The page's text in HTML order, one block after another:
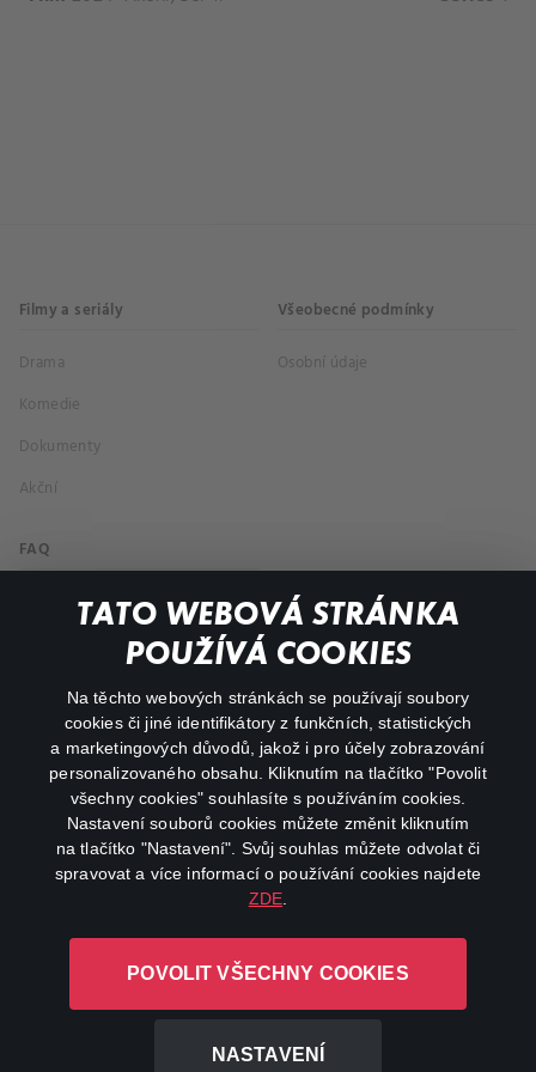
TATO WEBOVÁ STRÁNKA
POUŽÍVÁ COOKIES
Na těchto webových stránkách se používají soubory
cookies či jiné identifikátory z funkčních, statistických
a marketingových důvodů, jakož i pro účely zobrazování
personalizovaného obsahu. Kliknutím na tlačítko "Povolit
všechny cookies" souhlasíte s používáním cookies.
Nastavení souborů cookies můžete změnit kliknutím
na tlačítko "Nastavení". Svůj souhlas můžete odvolat či
spravovat a více informací o používání cookies najdete
ZDE
POVOLIT VŠECHNY COOKIES
NASTAVENÍ
Filmy a seriály
Drama
Komedie
Dokumenty
Akční
Všeobecné podmínky
Osobní údaje
FAQ
Můj účet
Důležité odkazy
facebookinstagram
youtube
L-1246 Luxembourg R.C.S.